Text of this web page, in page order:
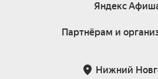
Яндекс
Справка
Подарочные
Партнёрам и
Нижний